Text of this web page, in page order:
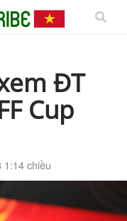
ĐT
Cup
chiều